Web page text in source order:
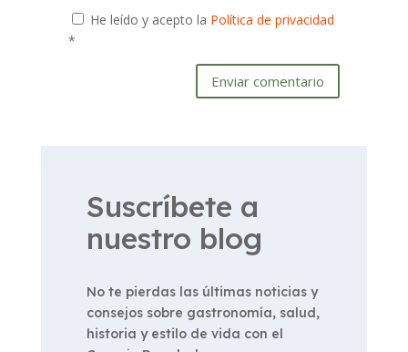
He leído y acepto la Política de privacidad
*
Enviar comentario
Suscríbete a
nuestro blog
No te pierdas las últimas noticias y
consejos sobre gastronomía, salud,
historia y estilo de vida con el